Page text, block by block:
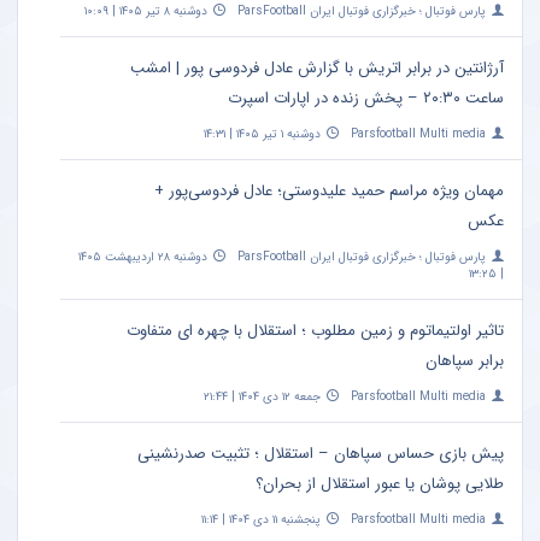
پارس فوتبال ؛ خبرگزاری فوتبال ایران ParsFootball دوشنبه ۸ تیر ۱۴۰۵ | ۱۰:۰۹
آرژانتین در برابر اتریش با گزارش عادل فردوسی پور | امشب
ساعت ۲۰:۳۰ – پخش زنده در اپارات اسپرت
Parsfootball Multi media دوشنبه ۱ تیر ۱۴۰۵ | ۱۴:۳۱
مهمان ویژه مراسم حمید علیدوستی؛ عادل فردوسی‌پور +
عکس
پارس فوتبال ؛ خبرگزاری فوتبال ایران ParsFootball
دوشنبه ۲۸ اردیبهشت ۱۴۰۵
| ۱۳:۲۵
تاثیر اولتیماتوم و زمین مطلوب ؛ استقلال با چهره ای متفاوت
برابر سپاهان
Parsfootball Multi media جمعه ۱۲ دی ۱۴۰۴ | ۲۱:۴۴
پیش بازی حساس سپاهان – استقلال ؛ تثبیت صدرنشینی
طلایی پوشان یا عبور استقلال از بحران؟
Parsfootball Multi media پنجشنبه ۱۱ دی ۱۴۰۴ | ۱۱:۱۴